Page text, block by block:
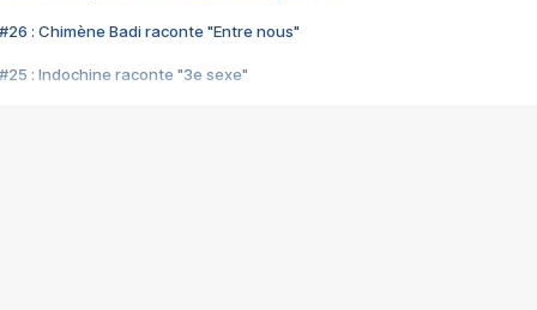
#26 : Chimène Badi raconte "Entre nous"
#25 : Indochine raconte "3e sexe"